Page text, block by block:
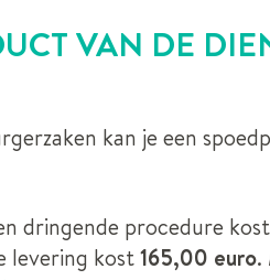
VAN DE
kan je een
dringende procedure
levering kost165,00 euro.